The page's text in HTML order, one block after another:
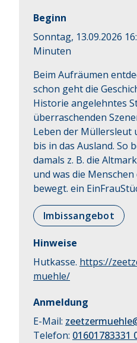
Beginn
Sonntag, 13.09.2026
Minuten
Beim Aufräumen
schon geht die
Historie angelehntes
überraschenden
Leben der Müllersleut
bis in das Ausland. So
damals z. B. die
und was die
bewegt. ein
Imbissangebot
Hinweise
Hutkasse. https://
muehle/
Anmeldung
E-Mail:
Telefon: 01601783331